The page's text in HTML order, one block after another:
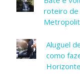
roteiro de
Aluguel
como